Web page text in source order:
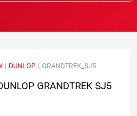
| DUNLOP | GRANDTREK_SJ5
GRANDTREK SJ5